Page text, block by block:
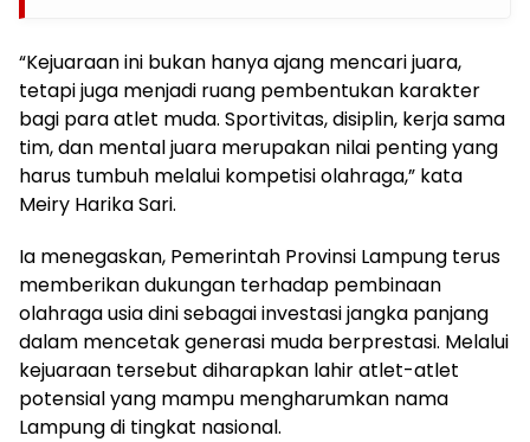
“Kejuaraan ini bukan hanya ajang mencari juara,
tetapi juga menjadi ruang pembentukan karakter
bagi para atlet muda. Sportivitas, disiplin, kerja sama
tim, dan mental juara merupakan nilai penting yang
harus tumbuh melalui kompetisi olahraga,” kata
Meiry Harika Sari.
Ia menegaskan, Pemerintah Provinsi Lampung terus
memberikan dukungan terhadap pembinaan
olahraga usia dini sebagai investasi jangka panjang
dalam mencetak generasi muda berprestasi. Melalui
kejuaraan tersebut diharapkan lahir atlet-atlet
potensial yang mampu mengharumkan nama
Lampung di tingkat nasional.